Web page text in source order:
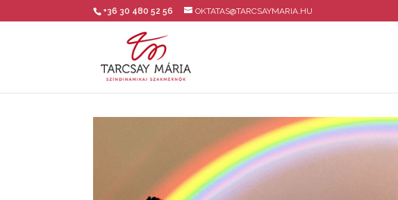
+36 30 480 52 56 OKTATAS@TARCSAYMARIA.HU